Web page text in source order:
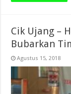
Cik Ujang –
Bubarkan
Agustus 15, 2018